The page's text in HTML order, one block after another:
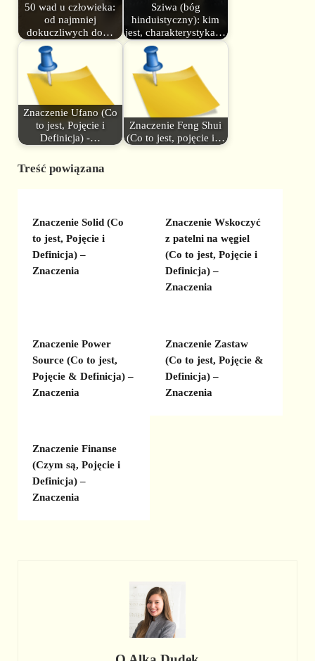
50 wad u człowieka:
od najmniej
dokuczliwych do…
Sziwa (bóg
hinduistyczny): kim
jest, charakterystyka…
Znaczenie Ufano (Co
to jest, Pojęcie i
Definicja) -…
Znaczenie Feng Shui
(Co to jest, pojęcie i…
Treść powiązana
Znaczenie Solid (Co
to jest, Pojęcie i
Definicja) –
Znaczenia
Znaczenie Wskoczyć
z patelni na węgiel
(Co to jest, Pojęcie i
Definicja) –
Znaczenia
Znaczenie Power
Source (Co to jest,
Pojęcie & Definicja) –
Znaczenia
Znaczenie Zastaw
(Co to jest, Pojęcie &
Definicja) –
Znaczenia
Znaczenie Finanse
(Czym są, Pojęcie i
Definicja) –
Znaczenia